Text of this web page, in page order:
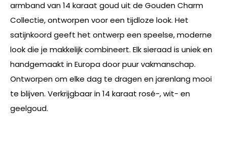
armband van 14 karaat goud uit de Gouden Charm
Collectie, ontworpen voor een tijdloze look. Het
satijnkoord geeft het ontwerp een speelse, moderne
look die je makkelijk combineert. Elk sieraad is uniek en
handgemaakt in Europa door puur vakmanschap.
Ontworpen om elke dag te dragen en jarenlang mooi
te blijven. Verkrijgbaar in 14 karaat rosé-, wit- en
geelgoud.